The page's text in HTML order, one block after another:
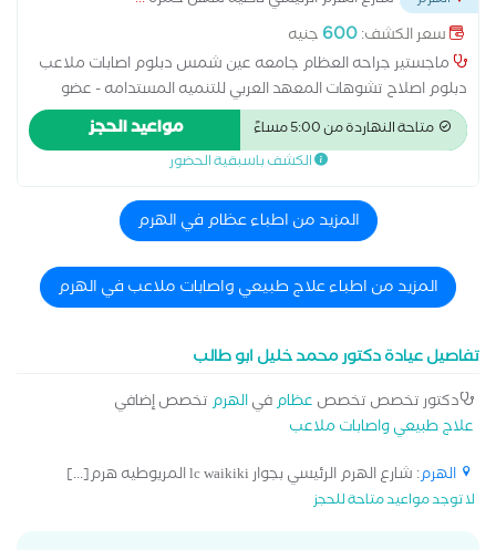
سعر الكشف:600 جنيه
ماجستير جراحه العظام جامعه عين شمس دبلوم اصابات ملاعب
دبلوم اصلاح تشوهات المعهد العربي للتنميه المستدامه - عضو
جمعيه جراحي العظام الامريكيه والسويسريه
متاحة النهاردة من 5:00 مساءً مواعيد الحجز
الكشف باسبقية الحضور
المزيد من اطباء عظام في الهرم
المزيد من اطباء علاج طبيعي واصابات ملاعب في الهرم
تفاصيل عيادة دكتور محمد خليل ابو طالب
دكتور تخصص تخصص عظامفيالهرم تخصص إضافي
علاج طبيعي واصابات ملاعب
الهرم: شارع الهرم الرئيسي بجوار lc waikiki المريوطيه هرم[...]
لا توجد مواعيد متاحة للحجز